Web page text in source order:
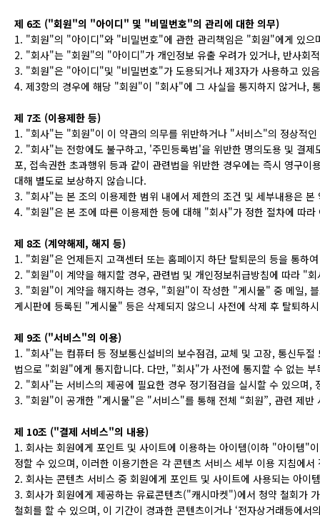
제 6조 ("회원"의 "아이디" 및 "비밀번호"의 관리에 대한 의무)
1. "회원"의 "아이디"와 "비밀번호"에 관한 관리책임은 "회원"에게 있으
2. "회사"는 "회원"의 "아이디"가 개인정보 유출 우려가 있거나, 반사회
3. "회원"은 "아이디"및 "비밀번호"가 도용되거나 제3자가 사용하고 있
4. 제3항의 경우에 해당 "회원"이 "회사"에 그 사실을 통지하지 않거나,
제 7조 (이용제한 등)
1. "회사"는 "회원"이 이 약관의 의무를 위반하거나 "서비스"의 정상적
2. "회사"는 전항에도 불구하고, '주민등록법'을 위반한 명의도용 및 결
포, 접속권한 초과행위 등과 같이 관련법을 위반한 경우에는 즉시 영구
대해 별도로 보상하지 않습니다.
3. "회사"는 본 조의 이용제한 범위 내에서 제한의 조건 및 세부내용은
4. "회원"은 본 조에 따른 이용제한 등에 대해 "회사"가 정한 절차에 따
제 8조 (계약해제, 해지 등)
1. "회원"은 언제든지 고객센터 또는 홈페이지 하단 탈퇴문의 등을 통하
2. "회원"이 계약을 해지할 경우, 관련법 및 개인정보취급방침에 따라 "
3. "회원"이 계약을 해지하는 경우, "회원"이 작성한 "게시물" 중 메일,
게시판에 등록된 "게시물" 등은 삭제되지 않으니 사전에 삭제 후 탈퇴하
제 9조 ("서비스"의 이용)
1. "회사"는 컴퓨터 등 정보통신설비의 보수점검, 교체 및 고장, 통신두
법으로 "회원"에게 통지합니다. 다만, "회사"가 사전에 통지할 수 없는
2. "회사"는 서비스의 제공에 필요한 경우 정기점검을 실시할 수 있으며,
3. "회원"이 공개한 "게시물"은 "서비스"를 통해 전체 “회원”, 관련 제반
제 10조 ("결제 서비스"의 내용)
1. 회사는 회원에게 포인트 및 사이트에 이용하는 아이템(이하 "아이템"
정할 수 있으며, 이러한 이용기한은 각 콘텐츠 서비스 세부 이용 지침에
2. 회사는 콘텐츠 서비스 중 회원에게 포인트 및 사이트에 사용되는 아이
3. 회사가 회원에게 제공하는 유료콘텐츠("캐시마켓")에서 청약 철회가
철회를 할 수 있으며, 이 기간이 경과한 콘텐츠이거나 ‘전자상거래등에